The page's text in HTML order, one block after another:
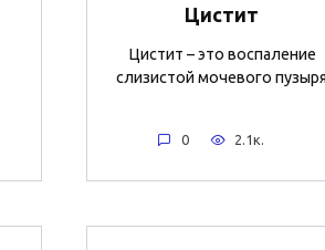
Цистит
Цистит – это воспаление
слизистой мочевого пузыря
0 2.1к.